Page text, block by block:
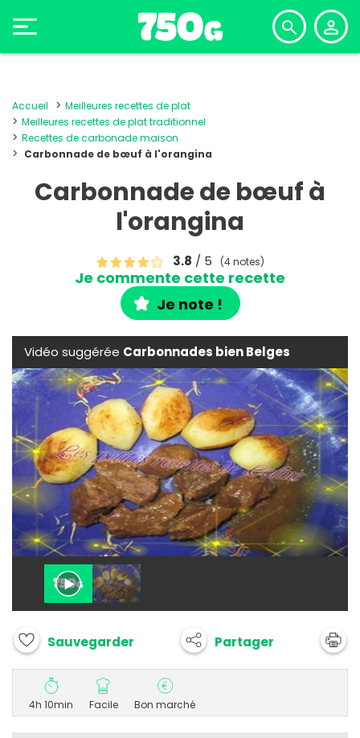
Accueil
Meilleures recettes de plat
Meilleures recettes de plat traditionnel
Recettes de carbonade maison
Carbonnade de bœuf à l'orangina
Carbonnade de bœuf à
l'orangina
3.8 / 5 (4 notes)
Je commente cette recette
Je note !
Vidéo suggérée Carbonnades bien Belges
Sauvegarder Partager
4h 10min Facile Bon marché